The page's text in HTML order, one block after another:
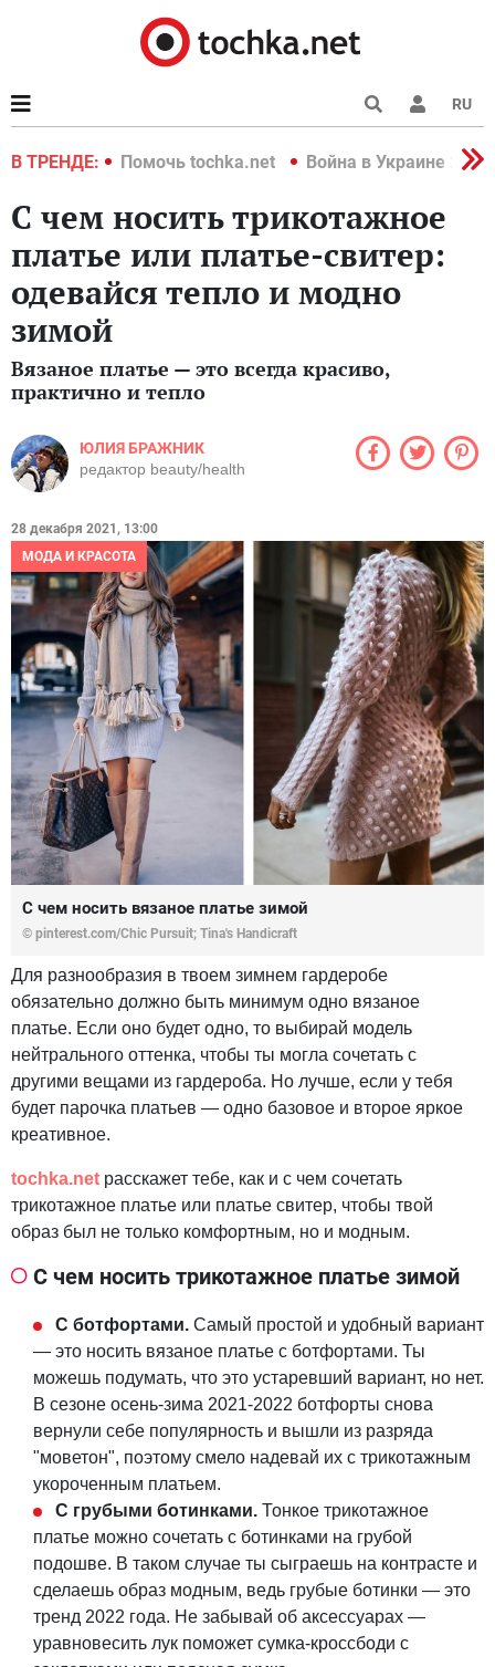
RU
В ТРЕНДЕ:
2022 Помочь tochka.net Война в Украине 2022
С чем носить трикотажное
платье или платье-свитер:
одевайся тепло и модно
зимой
Вязаное платье — это всегда красиво,
практично и тепло
ЮЛИЯ БРАЖНИК
редактор beauty/health
28 декабря 2021, 13:00
МОДА И КРАСОТА
С чем носить вязаное платье зимой
© pinterest.com/Chic Pursuit; Tina's Handicraft
Для разнообразия в твоем зимнем гардеробе
обязательно должно быть минимум одно вязаное
платье. Если оно будет одно, то выбирай модель
нейтрального оттенка, чтобы ты могла сочетать с
другими вещами из гардероба. Но лучше, если у тебя
будет парочка платьев — одно базовое и второе яркое
креативное.
tochka.net расскажет тебе, как и с чем сочетать
трикотажное платье или платье свитер, чтобы твой
образ был не только комфортным, но и модным.
С чем носить трикотажное платье зимой
С ботфортами. Самый простой и удобный вариант
— это носить вязаное платье с ботфортами. Ты
можешь подумать, что это устаревший вариант, но нет.
В сезоне осень-зима 2021-2022 ботфорты снова
вернули себе популярность и вышли из разряда
"моветон", поэтому смело надевай их с трикотажным
укороченным платьем.
С грубыми ботинками. Тонкое трикотажное
платье можно сочетать с ботинками на грубой
подошве. В таком случае ты сыграешь на контрасте и
сделаешь образ модным, ведь грубые ботинки — это
тренд 2022 года. Не забывай об аксессуарах —
уравновесить лук поможет сумка-кроссбоди с